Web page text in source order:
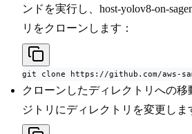
ンドを実行し、host-yolov8-on-
リをクローンします：
git clone https://github.com/aws-
クローンしたディレクトリへの
ジトリにディレクトリを変更しま